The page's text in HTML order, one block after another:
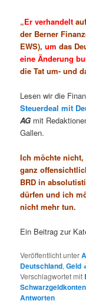
„Er verhandelt
der Berner
EWS),um das
eine Änderung
die Tat um- und
Lesen wir die
Steuerdeal mit
AG mit
Gallen.
Ich möchte
ganz
BRD in
dürfen und ich
nicht mehr tun.
Ein Beitrag zur
Veröffentlicht unter
Deutschland,Geld
Verschlagwortet mit
Schwarzgeldkonten
Antworten